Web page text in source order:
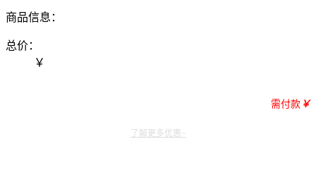
商品信息：
总价：
￥
需付款 ￥
了解更多优惠~